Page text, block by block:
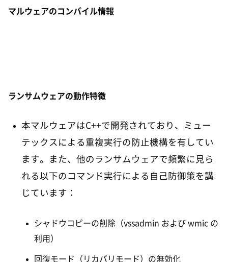
マルウェアのコンパイル情報
ランサムウェアの動作特徴
本マルウェアはC++で開発されており、ミュー
テックスによる重複実行の防止機構を有してい
ます。また、他のランサムウェアで頻繁に見ら
れる以下のコマンド実行による自己防御策を講
じています：
シャドウコピーの削除（vssadmin および wmic の
利用）
回復モード（リカバリモード）の無効化